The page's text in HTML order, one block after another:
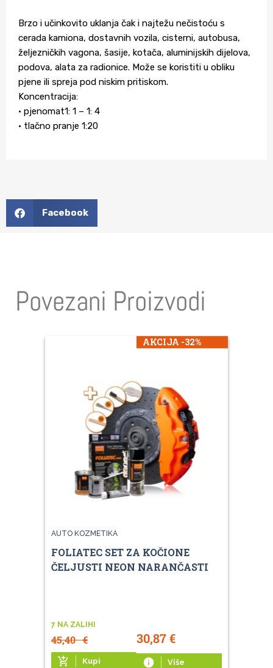
Brzo i učinkovito uklanja čak i najtežu nečistoću s
cerada kamiona, dostavnih vozila, cisterni, autobusa,
željezničkih vagona, šasije, kotača, aluminijskih dijelova,
podova, alata za radionice. Može se koristiti u obliku
pjene ili spreja pod niskim pritiskom.
Koncentracija:
• pjenomat1: 1 – 1: 4
• tlačno pranje 1:20
Facebook
Povezani Proizvodi
AKCIJA -32%
AUTO KOZMETIKA
FOLIATEC SET ZA KOČIONE
ČELJUSTI NEON NARANČASTI
7 NA ZALIHI
45,40€ 30,87€
add_shopping_cart Kupi info Više